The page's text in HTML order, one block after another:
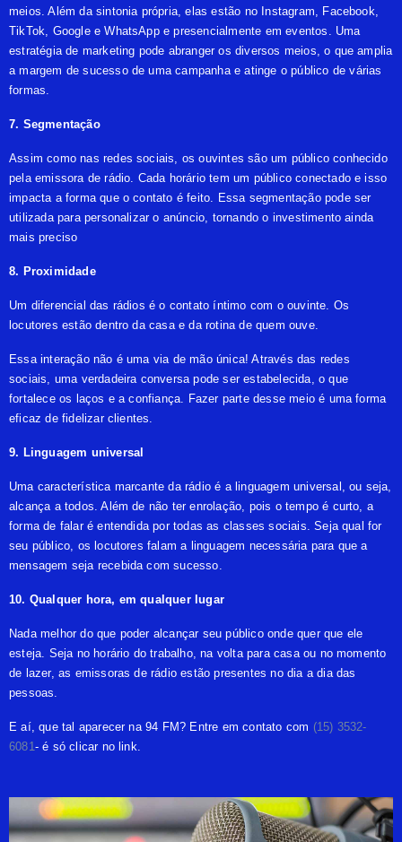
meios. Além da sintonia própria, elas estão no Instagram, Facebook,
TikTok, Google e WhatsApp e presencialmente em eventos. Uma
estratégia de marketing pode abranger os diversos meios, o que amplia
a margem de sucesso de umacampanhae atinge o público de várias
formas.
7. Segmentação
Assim como nas redes sociais, os ouvintes são um público conhecido
pela emissora de rádio. Cada horário tem um público conectado e isso
impacta a forma que o contato é feito. Essa segmentação pode ser
utilizada para personalizar o anúncio, tornando o investimento ainda
mais preciso
8. Proximidade
Um diferencial das rádios é o contato íntimo com o ouvinte. Os
locutores estão dentro da casa e da rotina de quem ouve.
Essa interação não é uma via de mão única! Através das redes
sociais, uma verdadeira conversa pode ser estabelecida, o que
fortalece os laços e a confiança. Fazer parte desse meio é uma forma
eficaz de fidelizar clientes.
9. Linguagem universal
Uma característica marcante da rádio é alinguagem universal , ou seja,
alcança a todos. Além de não ter enrolação, pois o tempo é curto, a
forma de falar é entendida por todas as classes sociais. Seja qual for
seu público, os locutores falam a linguagem necessária para que a
mensagem seja recebida com sucesso.
10. Qualquer hora, em qualquer lugar
Nada melhor do que poder alcançar seu público onde quer que ele
esteja. Seja no horário do trabalho, na volta para casa ou no momento
de lazer, as emissoras de rádio estão presentes no dia a diadas
pessoas.
E aí, que tal aparecer na 94 FM? Entre em contato com (15) 3532-
6081- é só clicar no link.